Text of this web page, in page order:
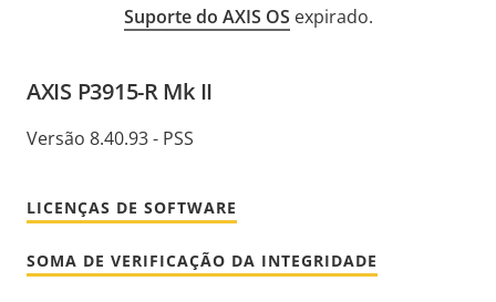
Suporte do AXIS OS expirado.
AXIS P3915-R Mk II
Versão 8.40.93 - PSS
LICENÇAS DE SOFTWARE
SOMA DE VERIFICAÇÃO DA INTEGRIDADE